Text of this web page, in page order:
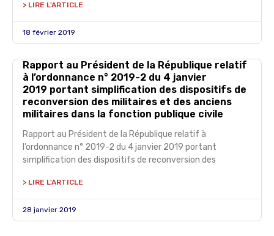
> LIRE L'ARTICLE
18 février 2019
Rapport au Président de la République relatif
à l’ordonnance n° 2019-2 du 4 janvier
2019 portant simplification des dispositifs de
reconversion des militaires et des anciens
militaires dans la fonction publique civile
Rapport au Président de la République relatif à
l’ordonnance n° 2019-2 du 4 janvier 2019 portant
simplification des dispositifs de reconversion des
> LIRE L'ARTICLE
28 janvier 2019